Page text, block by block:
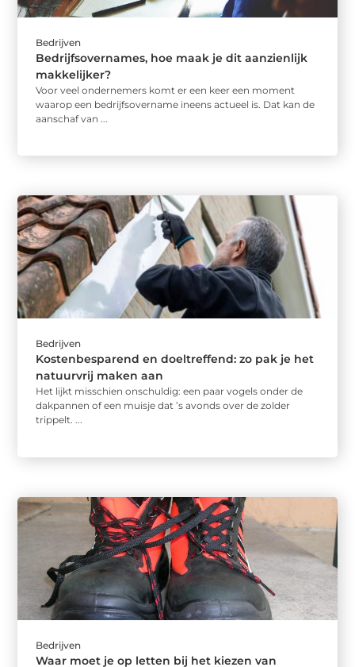
Bedrijven
Bedrijfsovernames, hoe maak je dit aanzienlijk
makkelijker?
Voor veel ondernemers komt er een keer een moment
waarop een bedrijfsovername ineens actueel is. Dat kan de
aanschaf van ...
Bedrijven
Kostenbesparend en doeltreffend: zo pak je het
natuurvrij maken aan
Het lijkt misschien onschuldig: een paar vogels onder de
dakpannen of een muisje dat ’s avonds over de zolder
trippelt. ...
Bedrijven
Waar moet je op letten bij het kiezen van